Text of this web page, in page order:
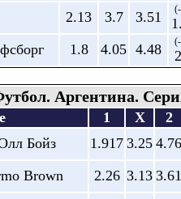
2.13 3.7 3.51
1.8 4.05 4.48
Аргентина.
1 X 2
Бойз 1.917 3.25 4.76
Brown 2.26 3.13 3.61